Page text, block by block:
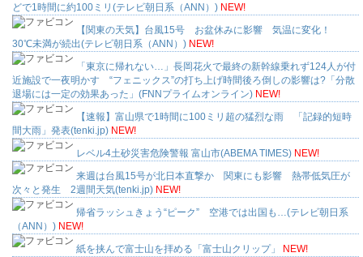
どで1時間に約100ミリ(テレビ朝日系（ANN）) NEW!
【関東の天気】台風15号 お盆休みに影響 気温に変化！
30℃未満が続出(テレビ朝日系（ANN）) NEW!
「東京に帰れない…」長岡花火で最終の新幹線乗れず124人が付
近施設で一夜明かす “フェニックス”の打ち上げ時間後ろ倒しの影響は?「分散
退場には一定の効果あった」(FNNプライムオンライン) NEW!
【速報】富山県で1時間に100ミリ超の猛烈な雨 「記録的短時
間大雨」発表(tenki.jp) NEW!
レベル4土砂災害危険警報 富山市(ABEMA TIMES) NEW!
来週は台風15号が北日本直撃か 関東にも影響 熱帯低気圧が
次々と発生 2週間天気(tenki.jp) NEW!
帰省ラッシュきょう“ピーク” 空港では出国も…(テレビ朝日系
（ANN）) NEW!
紙を挟んで富士山を拝める「富士山クリップ」
NEW!